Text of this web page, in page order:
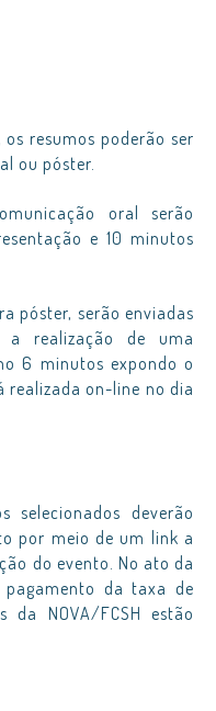
resumos poderão ser
ou póster.
oral serão
e 10 minutos
póster, serão enviadas
a realização de uma
6 minutos expondo o
realizada on-line no dia
selecionados deverão
por meio de um link a
do evento. No ato da
da taxa de
da NOVA/FCSH estão